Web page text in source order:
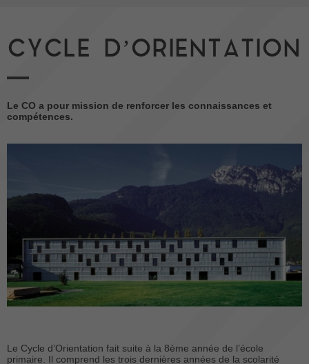
CYCLE D’ORIENTATION
Le CO a pour mission de renforcer les connaissances et
compétences.
Le Cycle d’Orientation fait suite à la 8ème année de l’école
primaire. Il comprend les trois dernières années de la scolarité